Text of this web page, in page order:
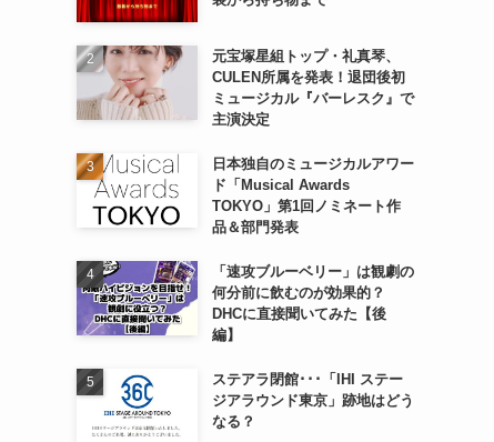
元宝塚星組トップ・礼真琴、
CULEN所属を発表！退団後初
ミュージカル『バーレスク』で
主演決定
日本独自のミュージカルアワー
ド「Musical Awards
TOKYO」第1回ノミネート作
品＆部門発表
「速攻ブルーベリー」は観劇の
何分前に飲むのが効果的？
DHCに直接聞いてみた【後
編】
ステアラ閉館･･･「IHI ステー
ジアラウンド東京」跡地はどう
なる？